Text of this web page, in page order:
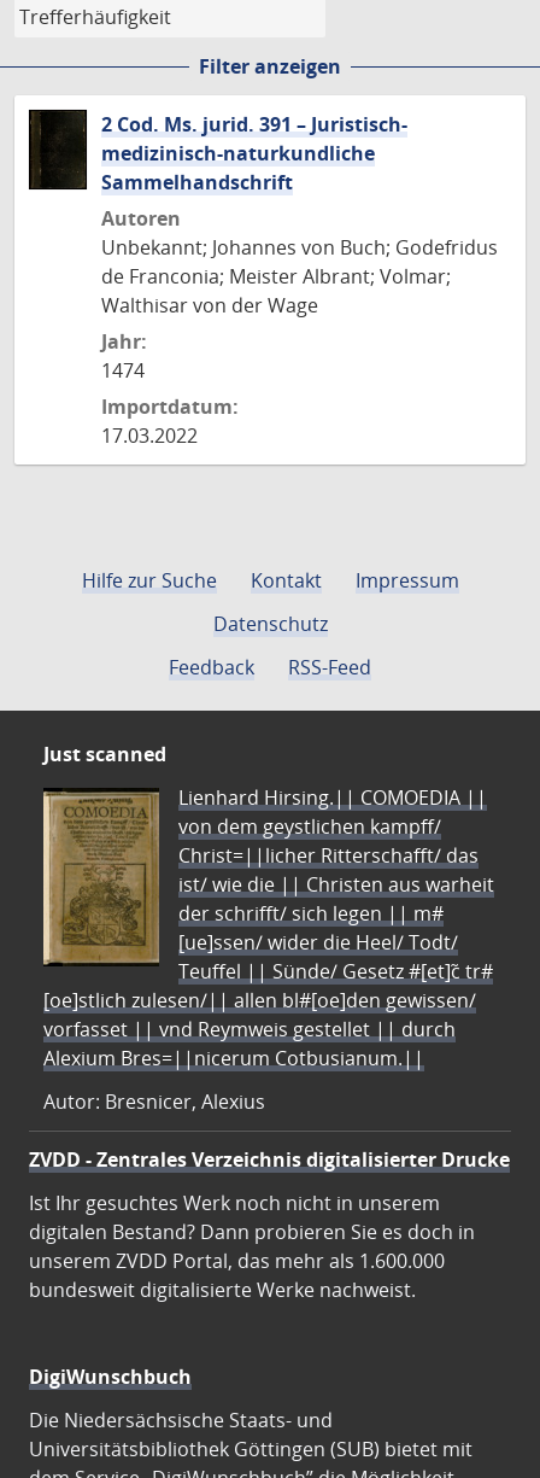
Filter anzeigen
2 Cod. Ms. jurid. 391 – Juristisch-
medizinisch-naturkundliche
Sammelhandschrift
Autoren
Unbekannt; Johannes von Buch; Godefridus
de Franconia; Meister Albrant; Volmar;
Walthisar von der Wage
Jahr:
1474
Importdatum:
17.03.2022
Hilfe zur Suche Kontakt
Impressum
Datenschutz
Feedback
RSS-Feed
Just scanned
Lienhard Hirsing.|| COMOEDIA ||
von dem geystlichen kampff/
Christ=||licher Ritterschafft/ das
ist/ wie die || Christen aus warheit
der schrifft/ sich legen || m#
[ue]ssen/ wider die Heel/ Todt/
Teuffel || Sünde/ Gesetz #[et]c̃ tr#
[oe]stlich zulesen/|| allen bl#[oe]den gewissen/
vorfasset || vnd Reymweis gestellet || durch
Alexium Bres=||nicerum Cotbusianum.||
Autor: Bresnicer, Alexius
ZVDD - Zentrales Verzeichnis digitalisierter Drucke
Ist Ihr gesuchtes Werk noch nicht in unserem
digitalen Bestand? Dann probieren Sie es doch in
unserem ZVDD Portal, das mehr als 1.600.000
bundesweit digitalisierte Werke nachweist.
DigiWunschbuch
Die Niedersächsische Staats- und
Universitätsbibliothek Göttingen (SUB) bietet mit